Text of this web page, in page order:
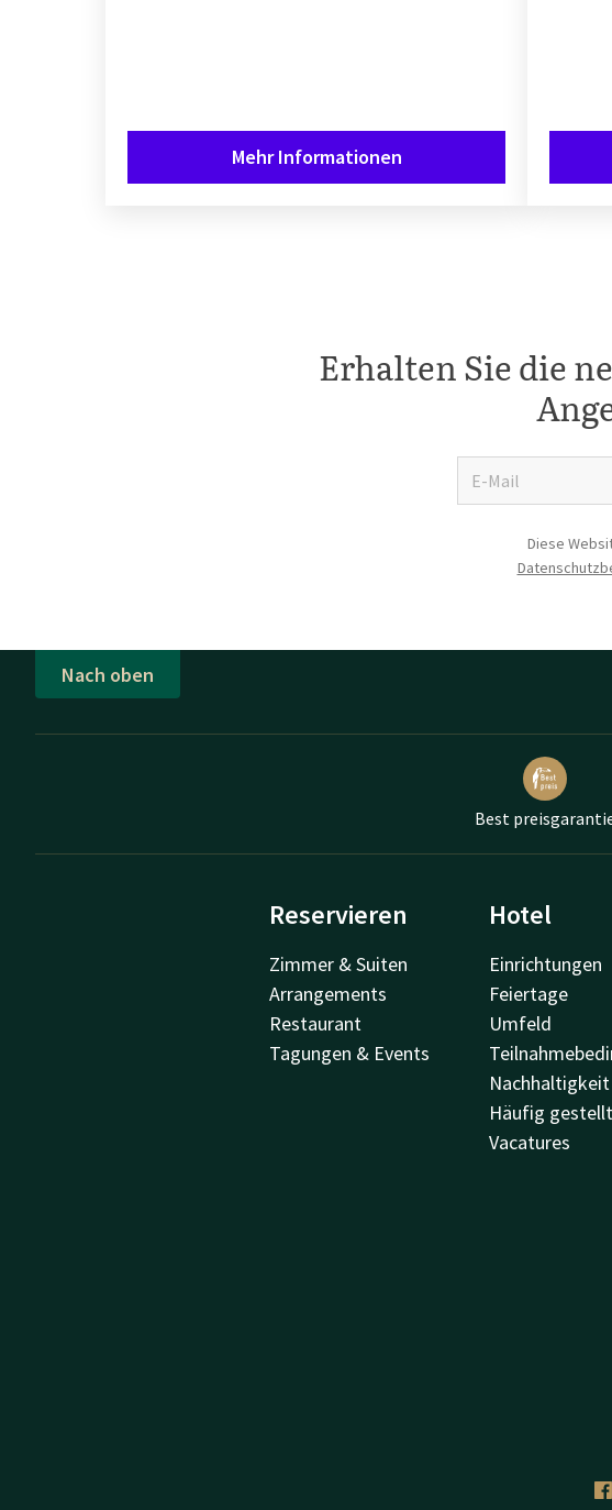
Mehr Informationen
Erhalten Sie die
Diese
Nach oben
Best
Reservieren
Zimmer & Suiten
Arrangements
Restaurant
Tagungen & Events
Hotel
Einrichtungen
Feiertage
Umfeld
Nachhaltigkeit
Häufig
Vacatures